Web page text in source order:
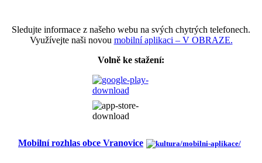
Sledujte informace z našeho webu na svých chytrých telefonech.
Využívejte naši novou mobilní aplikaci – V OBRAZE.
Volně ke stažení:
Mobilní rozhlas obce Vranovice